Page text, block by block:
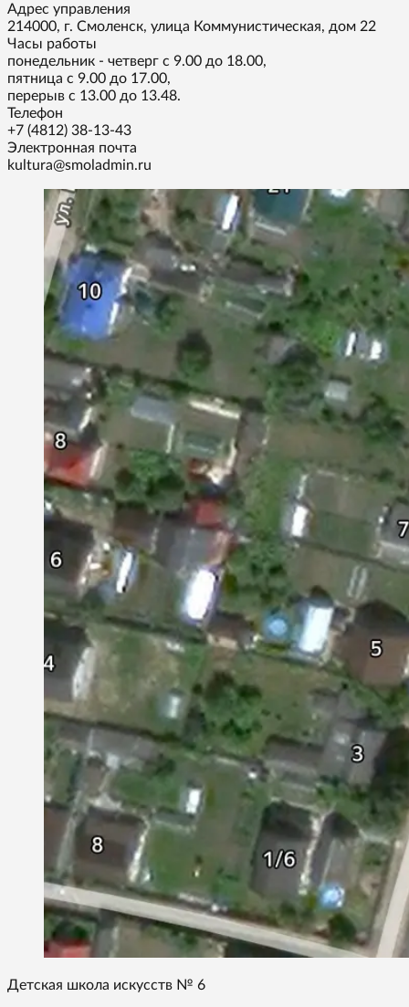
Адрес управления
214000, г. Смоленск, улица Коммунистическая, дом 22
Часы работы
понедельник - четверг с 9.00 до 18.00,
пятница с 9.00 до 17.00,
перерыв с 13.00 до 13.48.
Телефон
+7 (4812) 38-13-43
Электронная почта
kultura@smoladmin.ru
Детская школа искусств № 6